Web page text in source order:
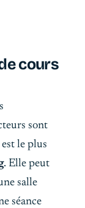
cours
sont
le plus
. Elle peut
salle
séance